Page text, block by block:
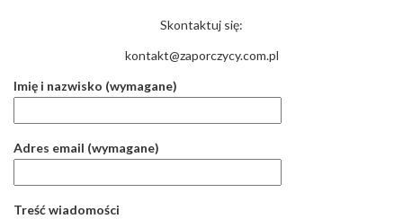
Skontaktuj się:
kontakt@zaporczycy.com.pl
Imię i nazwisko (wymagane)
Adres email (wymagane)
Treść wiadomości